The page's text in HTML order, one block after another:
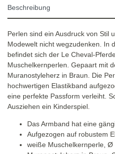
Beschreibung
Perlen sind ein Ausdruck von Stil
Modewelt nicht wegzudenken. In
befindet sich der Le Cheval-
Muschelkernperlen. Gepaart mit
Muranostyleherz in Braun. Die
hochwertigen Elastikband
eine perfekte Passform verleiht.
Ausziehen ein Kinderspiel.
Das Armband hat eine
Aufgezogen auf robustem
weiße Muschelkernperle, Ø